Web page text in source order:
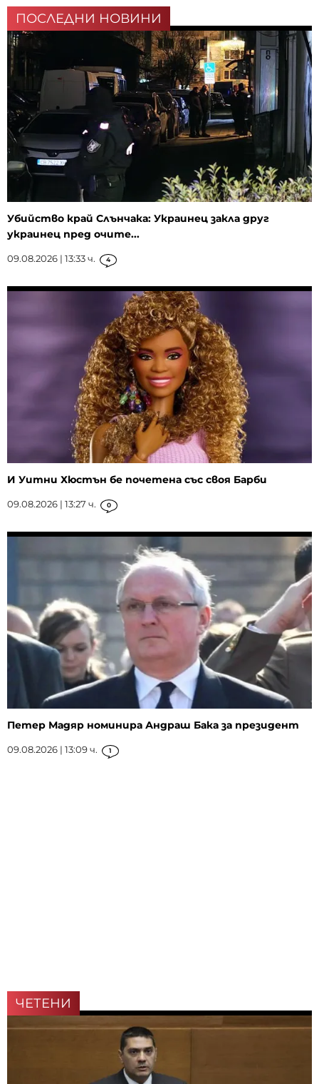
ПОСЛЕДНИ НОВИНИ
Убийство край Слънчака: Украинец закла друг
украинец пред очите...
09.08.2026 | 13:33 ч. 4
И Уитни Хюстън бе почетена със своя Барби
09.08.2026 | 13:27 ч. 0
Петер Мадяр номинира Андраш Бака за президент
09.08.2026 | 13:09 ч. 1
ЧЕТЕНИ